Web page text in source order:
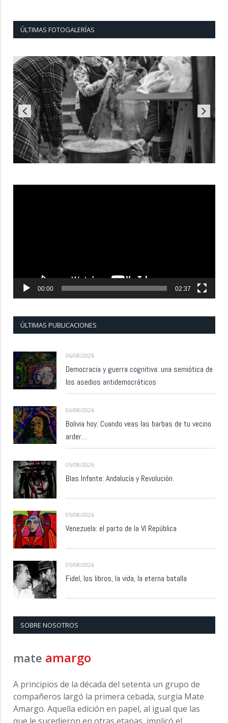
ÚLTIMAS FOTOGALERÍAS
00:00 02:37
ÚLTIMAS PUBLICACIONES
06/08/2026
Democracia y guerra cognitiva: una semiótica de
los asedios antidemocráticos
06/08/2026
Bolivia hoy: Cuando veas las barbas de tu vecino
arder…
05/08/2026
Blas Infante: Andalucía y Revolución.
05/08/2026
Venezuela: el parto de la VI República
05/08/2026
Fidel, los libros, la vida, la eterna batalla
SOBRE NOSOTROS
mate amargo
A principios de la década del setenta un grupo de
compañeros largó la primera cebada, surgía Mate
Amargo. Aquella edición en papel, al igual que las